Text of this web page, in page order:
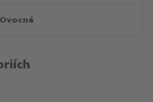
Ovocná